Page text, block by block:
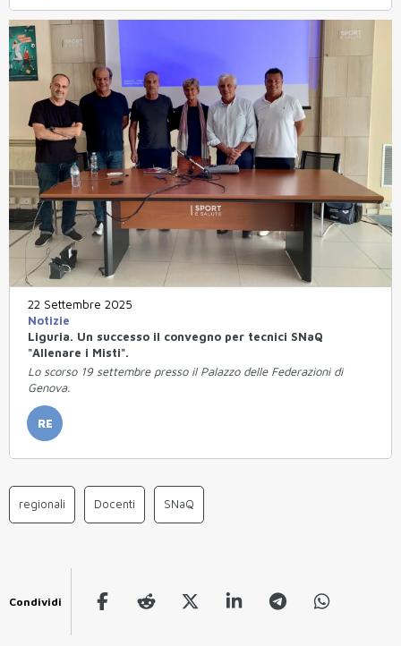
22 Settembre 2025
Notizie
Liguria. Un successo il convegno per tecnici SNaQ
"Allenare i Misti".
Lo scorso 19 settembre presso il Palazzo delle Federazioni di
Genova.
RE
regionali Docenti SNaQ
Condividi